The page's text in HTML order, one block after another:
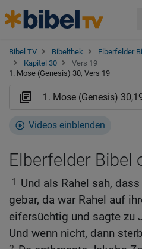
Bibel TV Bibelthek Elberfelder
Kapitel 30
Vers 19
1. Mose (Genesis) 30, Vers 19
Videos einblenden
Elberfelder Bibel
1 Und als Rahel sah,
gebar, da war Rahel auf
eifersüchtig und sagte zu
Und wenn nicht, dann